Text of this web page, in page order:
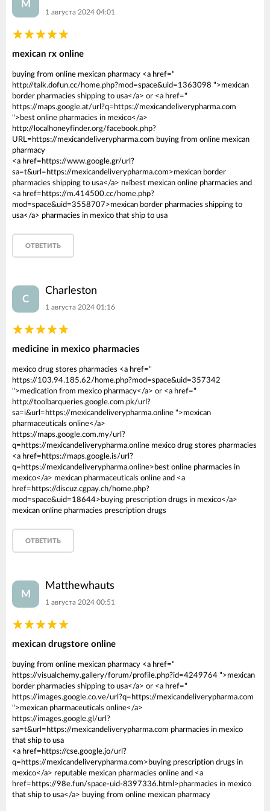
M
1 августа 2024 04:01
mexican rx online
buying from online mexican pharmacy <a href="
http://talk.dofun.cc/home.php?mod=space&uid=1363098 ">mexican
border pharmacies shipping to usa</a> or <a href="
https://maps.google.at/url?q=https://mexicandeliverypharma.com
">best online pharmacies in mexico</a>
http://localhoneyfinder.org/facebook.php?
URL=https://mexicandeliverypharma.com buying from online mexican
pharmacy
<a href=https://www.google.gr/url?
sa=t&url=https://mexicandeliverypharma.com>mexican border
pharmacies shipping to usa</a> п»їbest mexican online pharmacies and
<a href=https://m.414500.cc/home.php?
mod=space&uid=3558707>mexican border pharmacies shipping to
usa</a> pharmacies in mexico that ship to usa
ОТВЕТИТЬ
C
Charleston
1 августа 2024 01:16
medicine in mexico pharmacies
mexico drug stores pharmacies <a href="
https://103.94.185.62/home.php?mod=space&uid=357342
">medication from mexico pharmacy</a> or <a href="
http://toolbarqueries.google.com.pk/url?
sa=i&url=https://mexicandeliverypharma.online ">mexican
pharmaceuticals online</a>
https://maps.google.com.my/url?
q=https://mexicandeliverypharma.online mexico drug stores pharmacies
<a href=https://maps.google.is/url?
q=https://mexicandeliverypharma.online>best online pharmacies in
mexico</a> mexican pharmaceuticals online and <a
href=https://discuz.cgpay.ch/home.php?
mod=space&uid=18644>buying prescription drugs in mexico</a>
mexican online pharmacies prescription drugs
ОТВЕТИТЬ
M
Matthewhauts
1 августа 2024 00:51
mexican drugstore online
buying from online mexican pharmacy <a href="
https://visualchemy.gallery/forum/profile.php?id=4249764 ">mexican
border pharmacies shipping to usa</a> or <a href="
https://images.google.co.ve/url?q=https://mexicandeliverypharma.com
">mexican pharmaceuticals online</a>
https://images.google.gl/url?
sa=t&url=https://mexicandeliverypharma.com pharmacies in mexico
that ship to usa
<a href=https://cse.google.jo/url?
q=https://mexicandeliverypharma.com>buying prescription drugs in
mexico</a> reputable mexican pharmacies online and <a
href=https://98e.fun/space-uid-8397336.html>pharmacies in mexico
that ship to usa</a> buying from online mexican pharmacy